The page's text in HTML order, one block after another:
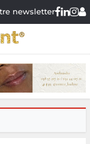
newsletter